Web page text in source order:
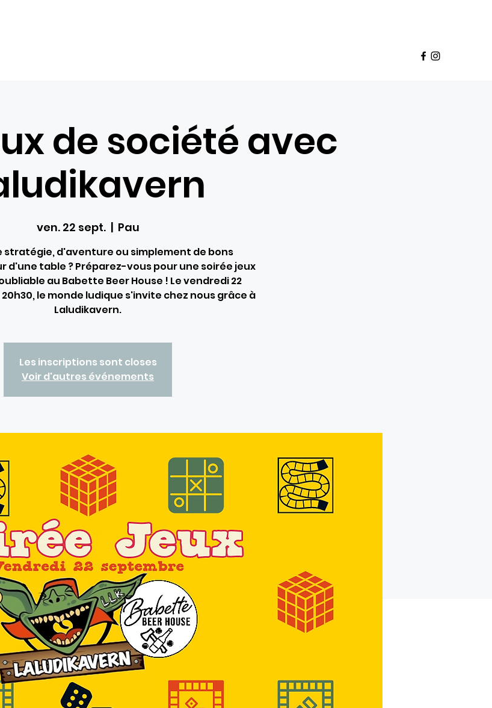
de société avec
ven. 22 sept.
  |
Pau
stratégie, d'aventure ou simplement de bons
d'une table ? Préparez-vous pour une soirée jeux
au Babette Beer House ! Le vendredi 22
le monde ludique s'invite chez nous grâce à
Laludikavern.
Les inscriptions sont closes
Voir d'autres événements